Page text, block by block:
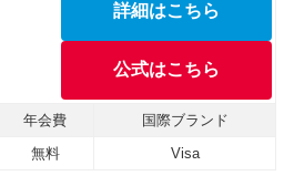
詳細はこちら
公式はこちら
年会費
国際ブランド
無料 Visa